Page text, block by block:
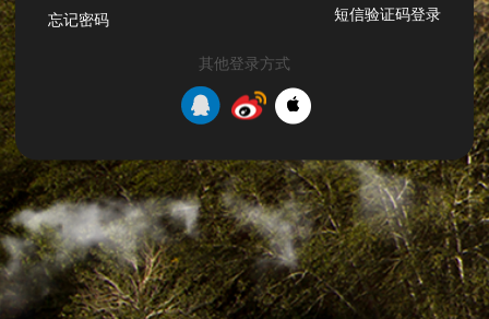
忘记密码 短信验证码登录
其他登录方式